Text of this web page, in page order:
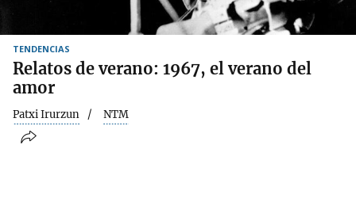
TENDENCIAS
Relatos de verano: 1967, el verano del
amor
Patxi Irurzun NTM